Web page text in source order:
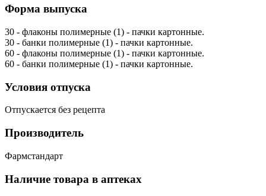
Форма выпуска
30 - флаконы полимерные (1) - пачки картонные.
30 - банки полимерные (1) - пачки картонные.
60 - флаконы полимерные (1) - пачки картонные.
60 - банки полимерные (1) - пачки картонные.
Условия отпуска
Отпускается без рецепта
Производитель
Фармстандарт
Наличие товара в аптеках